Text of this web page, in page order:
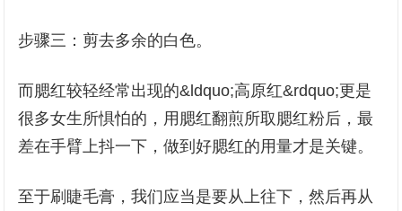
步骤三：剪去多余的白色。
而腮红较轻经常出现的&ldquo;高原红&rdquo;更是
很多女生所惧怕的，用腮红翻煎所取腮红粉后，最
差在手臂上抖一下，做到好腮红的用量才是关键。
至于刷睫毛膏，我们应当是要从上往下，然后再从